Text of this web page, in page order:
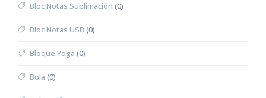
Bloc Notas Sublimación (0)
Bloc Notas USB (0)
Bloque Yoga (0)
Bola (0)